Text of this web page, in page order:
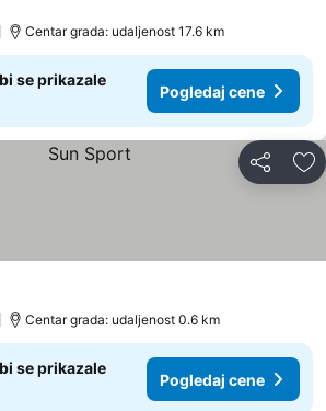
Centar grada: udaljenost 17.6 km
se prikazale
Pogledaj cene
Deli
Centar grada: udaljenost 0.6 km
se prikazale
Pogledaj cene